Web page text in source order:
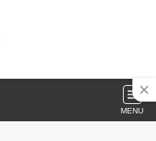
MENU